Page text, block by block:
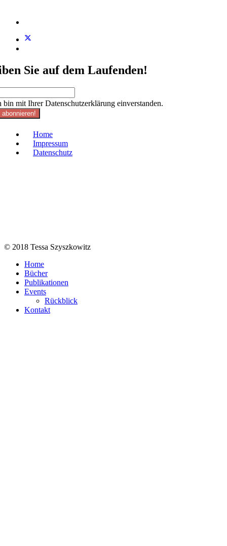
Sie auf dem Laufenden!
bin mit Ihrer Datenschutzerklärung einverstanden.
Home
Impressum
Datenschutz
© 2018 Tessa Szyszkowitz
Home
Bücher
Publikationen
Events
Rückblick
Kontakt